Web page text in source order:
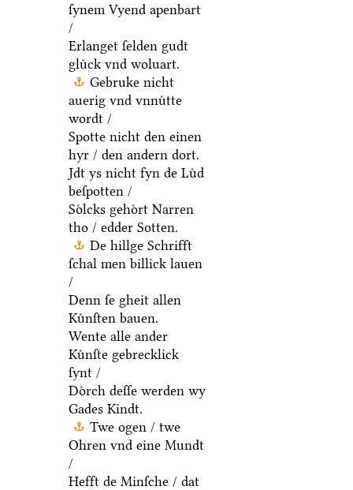
ſynem Vyend apenbart
/
Erlanget ſelden gudt
gluͤck vnd woluart.
Gebruke nicht
auerig vnd vnnuͤtte
wordt /
Spotte nicht den einen
hyr / den andern dort.
Jdt ys nicht fyn de Luͤd
beſpotten /
Soͤlcks gehoͤrt Narren
tho / edder Sotten.
De hillge Schrifft
ſchal men billick lauen
/
Denn ſe gheit allen
Kuͤnſten bauen.
Wente alle ander
Kuͤnſte gebrecklick
ſynt /
Doͤrch deſſe werden wy
Gades Kindt.
Twe ogen / twe
Ohren vnd eine Mundt
/
Hefft de Minſche / dat